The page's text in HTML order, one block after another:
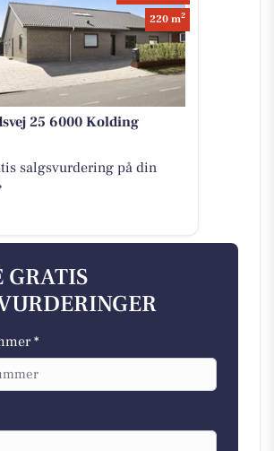
220 m2
25 6000 Kolding
salgsvurdering på din
GRATIS
*